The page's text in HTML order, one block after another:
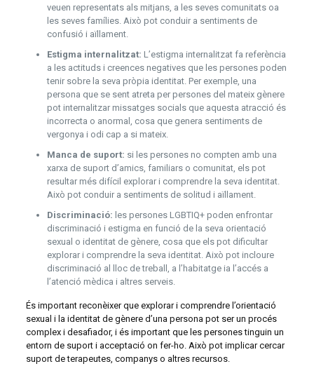
veuen representats als mitjans, a les seves comunitats oa
les seves famílies. Això pot conduir a sentiments de
confusió i aïllament.
Estigma internalitzat: L’estigma internalitzat fa referència
a les actituds i creences negatives que les persones poden
tenir sobre la seva pròpia identitat. Per exemple, una
persona que se sent atreta per persones del mateix gènere
pot internalitzar missatges socials que aquesta atracció és
incorrecta o anormal, cosa que genera sentiments de
vergonya i odi cap a si mateix.
Manca de suport: si les persones no compten amb una
xarxa de suport d’amics, familiars o comunitat, els pot
resultar més difícil explorar i comprendre la seva identitat.
Això pot conduir a sentiments de solitud i aïllament.
Discriminació: les persones LGBTIQ+ poden enfrontar
discriminació i estigma en funció de la seva orientació
sexual o identitat de gènere, cosa que els pot dificultar
explorar i comprendre la seva identitat. Això pot incloure
discriminació al lloc de treball, a l’habitatge ia l’accés a
l’atenció mèdica i altres serveis.
És important reconèixer que explorar i comprendre l’orientació
sexual i la identitat de gènere d’una persona pot ser un procés
complex i desafiador, i és important que les persones tinguin un
entorn de suport i acceptació on fer-ho. Això pot implicar cercar
suport de terapeutes, companys o altres recursos.